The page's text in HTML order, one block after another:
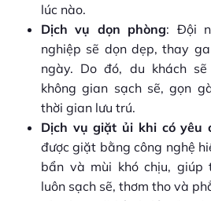
lúc nào.
Dịch vụ dọn phòng: Đội
nghiệp sẽ dọn dẹp, thay
ngày. Do đó, du khách
không gian sạch sẽ, gọn
thời gian lưu trú.
Dịch vụ giặt ủi khi có yêu
được giặt bằng công nghệ
bẩn và mùi khó chịu, giúp
luôn sạch sẽ, thơm tho và